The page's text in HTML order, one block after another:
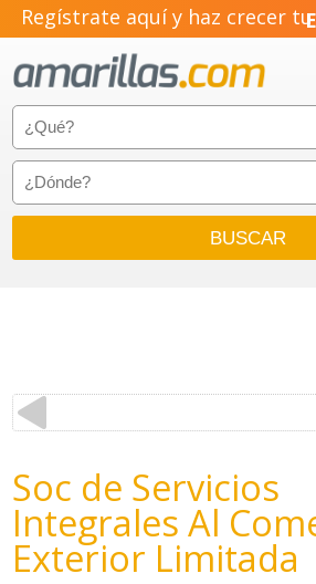
Regístrate aquí y haz crecer tu
Soc de Servicios
Integrales Al
Exterior Limitada